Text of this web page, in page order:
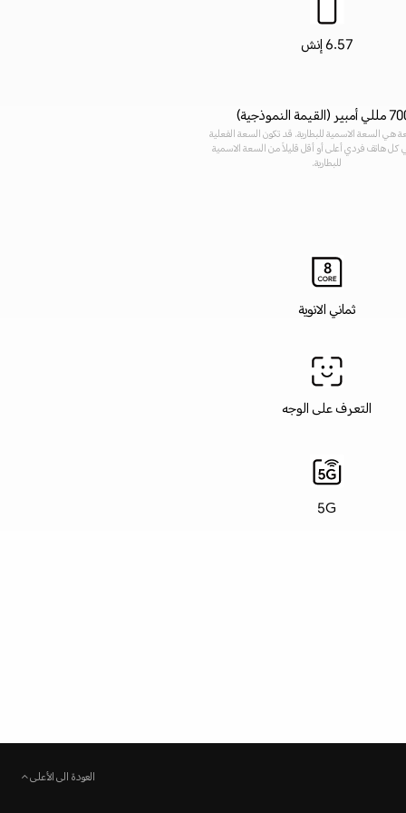
6.57 إنش
النموذجية)
هي السعة الاسمية للبطارية. قد تكون السعة الفعلية
كل هاتف فردي أعلى أو أقل قليلاً من السعة الاسمية
للبطارية.
ثماني الانوية
التعرف على الوجه
5G
العودة الى الأعلى